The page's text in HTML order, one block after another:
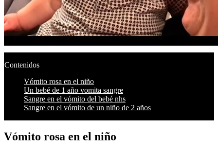
Contenidos
Vómito rosa en el niño
Un bebé de 1 año vomita sangre
Sangre en el vómito del bebé nhs
Sangre en el vómito de un niño de 2 años
Vómito rosa en el niño